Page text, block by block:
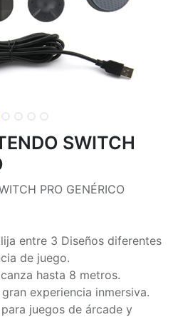
SWITCH
PRO GENÉRICO
entre 3 Diseños diferentes
de juego.
hasta 8 metros.
experiencia inmersiva.
juegos de árcade y